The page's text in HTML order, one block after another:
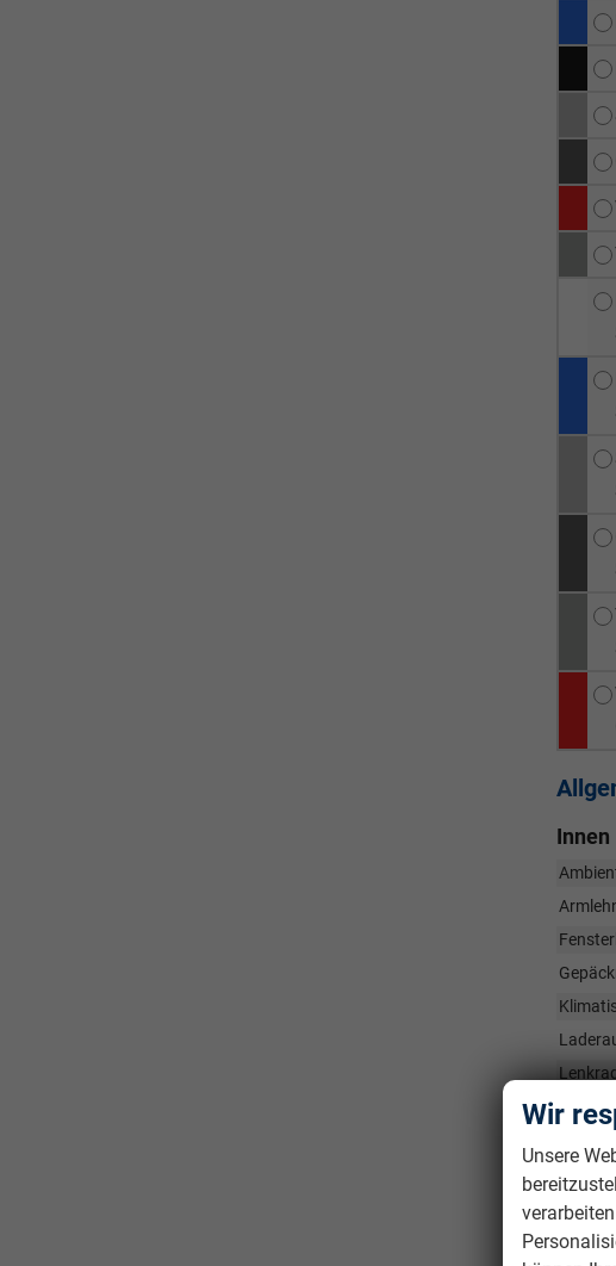
Innen
Lenkrad
Sitze
Sitze:
Wir
Unsere